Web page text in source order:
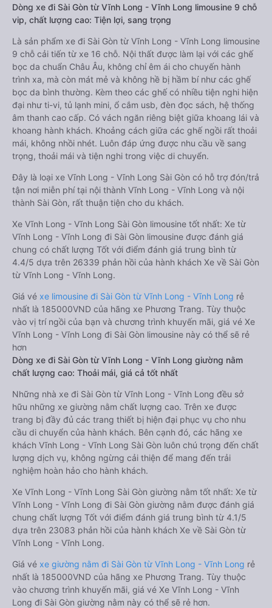
Dòng xe đi Sài Gòn từ Vĩnh Long - Vĩnh Long limousine 9 chỗ
vip, chất lượng cao: Tiện lợi, sang trọng
Là sản phẩm xe đi Sài Gòn từ Vĩnh Long - Vĩnh Long limousine
9 chỗ cải tiến từ xe 16 chỗ. Nội thất được làm lại với các ghế
bọc da chuẩn Châu Âu, không chỉ êm ái cho chuyến hành
trình xa, mà còn mát mẻ và không hề bị hầm bí như các ghế
bọc da bình thường. Kèm theo các ghế có nhiều tiện nghi hiện
đại như ti-vi, tủ lạnh mini, ổ cắm usb, đèn đọc sách, hệ thống
âm thanh cao cấp. Có vách ngăn riêng biệt giữa khoang lái và
khoang hành khách. Khoảng cách giữa các ghế ngồi rất thoải
mái, không nhồi nhét. Luôn đáp ứng được nhu cầu về sang
trọng, thoải mái và tiện nghi trong việc di chuyển.
Đây là loại xe Vĩnh Long - Vĩnh Long Sài Gòn có hỗ trợ đón/trả
tận nơi miễn phí tại nội thành Vĩnh Long - Vĩnh Long và nội
thành Sài Gòn, rất thuận tiện cho du khách.
Xe Vĩnh Long - Vĩnh Long Sài Gòn limousine tốt nhất: Xe từ
Vĩnh Long - Vĩnh Long đi Sài Gòn limousine được đánh giá
chung có chất lượng Tốt với điểm đánh giá trung bình từ
4.4/5 dựa trên 26339 phản hồi của hành khách Xe về Sài Gòn
từ Vĩnh Long - Vĩnh Long.
Giá vé xe limousine đi Sài Gòn từ Vĩnh Long - Vĩnh Long rẻ
nhất là 185000VND của hãng xe Phương Trang. Tùy thuộc
vào vị trí ngồi của bạn và chương trình khuyến mãi, giá vé Xe
Vĩnh Long - Vĩnh Long đi Sài Gòn limousine này có thể sẽ rẻ
hơn
Dòng xe đi Sài Gòn từ Vĩnh Long - Vĩnh Long giường nằm
chất lượng cao: Thoải mái, giá cả tốt nhất
Những nhà xe đi Sài Gòn từ Vĩnh Long - Vĩnh Long đều sở
hữu những xe giường nằm chất lượng cao. Trên xe được
trang bị đầy đủ các trang thiết bị hiện đại phục vụ cho nhu
cầu di chuyển của hành khách. Bên cạnh đó, các hãng xe
khách Vĩnh Long - Vĩnh Long Sài Gòn luôn chú trọng đến chất
lượng dịch vụ, không ngừng cải thiện để mang đến trải
nghiệm hoàn hảo cho hành khách.
Xe Vĩnh Long - Vĩnh Long Sài Gòn giường nằm tốt nhất: Xe từ
Vĩnh Long - Vĩnh Long đi Sài Gòn giường nằm được đánh giá
chung chất lượng Tốt với điểm đánh giá trung bình từ 4.1/5
dựa trên 23083 phản hồi của hành khách Xe về Sài Gòn từ
Vĩnh Long - Vĩnh Long.
Giá vé xe giường nằm đi Sài Gòn từ Vĩnh Long - Vĩnh Long rẻ
nhất là 185000VND của hãng xe Phương Trang. Tùy thuộc
vào chương trình khuyến mãi, giá vé Xe Vĩnh Long - Vĩnh
Long đi Sài Gòn giường nằm này có thể sẽ rẻ hơn.